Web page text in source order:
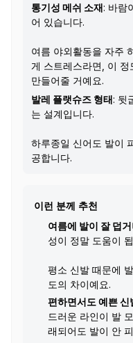
통기성 메쉬 소재 : 바람
어 있습니다.
여름 야외활동을 자주
게 스트레스라면, 이
만들어줄 거예요.
발레 플랫슈즈 형태 : 뒷
는 설계입니다.
하루종일 신어도 발이
공합니다.
이런 분께 추천
여름에 발이 잘 덥
성이 정말 도움이
평소 신발 때문에
도의 차이예요.
편하면서도 예쁜 신
드러운 라인이 발
래되어도 발이 안